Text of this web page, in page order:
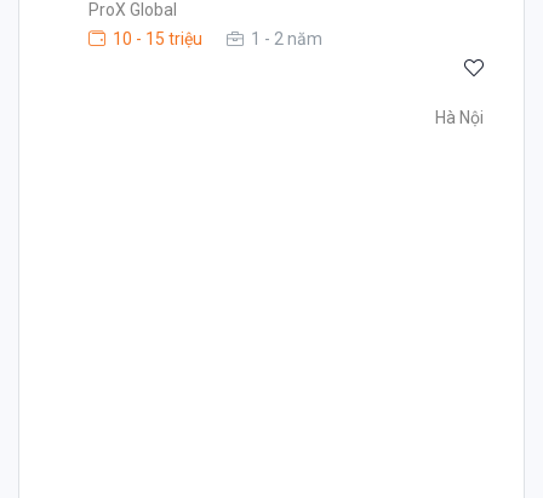
ProX Global
10 - 15 triệu
1 - 2 năm
Hà Nội